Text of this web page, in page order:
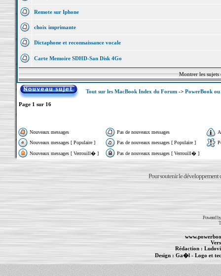
Remote sur Iphone
choix imprimante
Dictaphone et reconnaissance vocale
Carte Memoire SDHD-San Disk 4Go
Montrer les
Tout sur les MacBook Index du Forum-> PowerBook
Page 1 sur 16
Nouveaux messages Pas de nouveaux messages
Nouveaux messages [ Populaire ]
Pas de nouveaux messages [ Populaire ]
Nouveaux messages [ Verrouill� ]
Pas de nouveaux messages [ Verrouill� ]
Pour soutenir le développement
Powered
Rédaction :
Design :Ga�l - Logo et
PowerBook-MacBook Pro